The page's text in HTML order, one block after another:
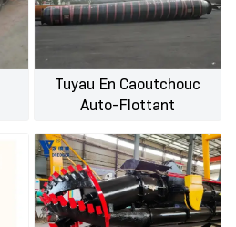
Tuyau En Caoutchouc
Auto-Flottant